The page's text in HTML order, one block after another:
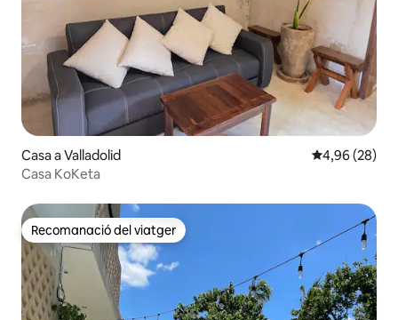
Casa a Valladolid 4,96 de
4,96 (28)
Casa KoKeta
Recomanació del viatger
Recomanació del viatger